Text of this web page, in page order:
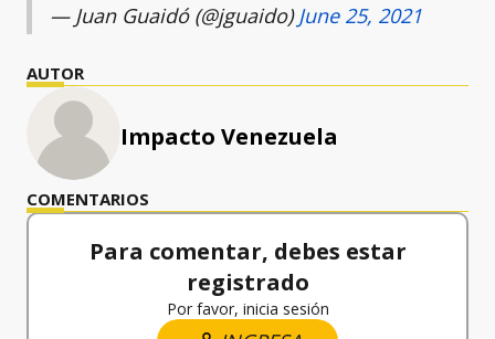
— Juan Guaidó (@jguaido)June 25, 2021
AUTOR
Impacto Venezuela
COMENTARIOS
Para comentar, debes estar
registrado
Por favor, inicia sesión